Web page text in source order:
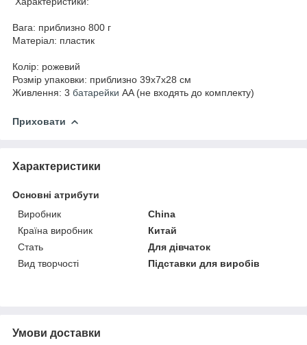
Вага: приблизно 800 г
Матеріал: пластик
Колір: рожевий
Розмір упаковки: приблизно 39х7х28 см
Живлення: 3 батарейки AA (не входять до комплекту)
Приховати
Характеристики
Основні атрибути
Виробник
China
Країна виробник
Китай
Стать
Для дівчаток
Вид творчості
Підставки для виробів
Умови доставки